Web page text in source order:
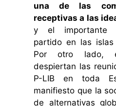
una de las
receptivas a las
y el importante
partido en las
Por otro lado,
despiertan las
P-LIB en toda
manifiesto que la
de alternativas